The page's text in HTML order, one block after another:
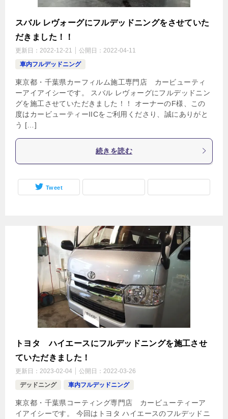
スバル レヴォーグにフルデッドニングをさせていた
だきました！！
更新日： 2022-12-21 公開日： 2022-04-11
車内フルデッドニング
東京都・千葉県カーフィルム施工専門店 カービューティ
ーアイアイシーです。 スバル レヴォーグにフルデッドニン
グを施工させていただきました！！ オーナーのF様、この
度はカービューティーIICをご利用くださり、誠にありがと
う […]
続きを読む
Tweet
トヨタ ハイエースにフルデッドニングを施工させ
ていただきました！
更新日： 2023-02-04 公開日： 2022-03-26
デッドニング
車内フルデッドニング
東京都・千葉県コーティング専門店 カービューティーア
イアイシーです。 今回はトヨタ ハイエースのフルデッドニ